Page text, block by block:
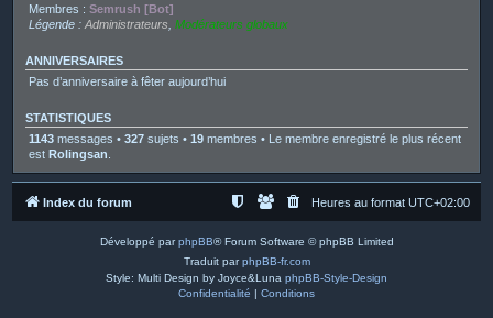
Membres : Semrush [Bot]
Légende : Administrateurs Modérateurs globaux
ANNIVERSAIRES
Pas d’anniversaire à fêter aujourd’hui
STATISTIQUES
1143 messages • 327 sujets • 19 membres • Le membre enregistré le plus récent
est Rolingsan
Index du forum Heures au format UTC+02:00
Développé parphpBB® Forum Software © phpBB Limited
Traduit parphpBB-fr.com
Style: Multi Design by Joyce&Luna phpBB-Style-Design
Confidentialité | Conditions